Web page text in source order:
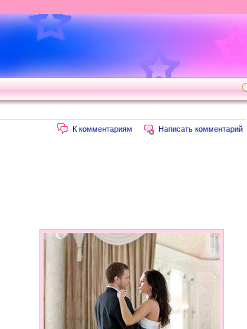
Написать комментарий
К комментариям